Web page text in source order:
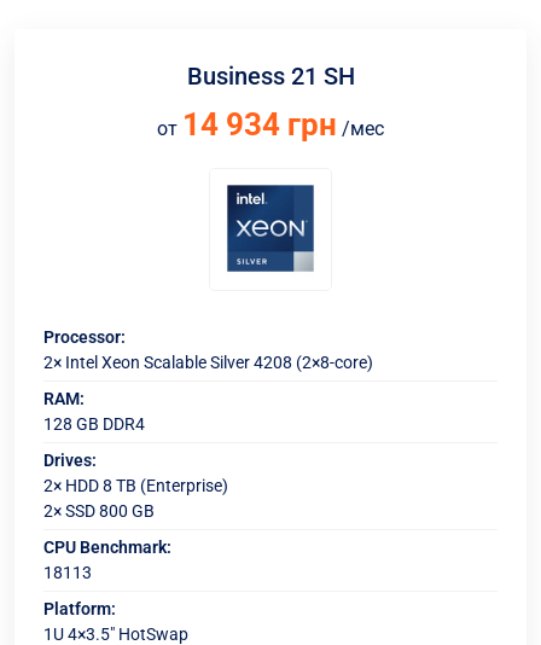
Business 21 SH
от 14 934 грн /мес
Processor:
2× Intel Xeon Scalable Silver 4208 (2×8-core)
RAM:
128 GB DDR4
Drives:
2× HDD 8 TB (Enterprise)
2× SSD 800 GB
CPU Benchmark:
18113
Platform:
1U 4×3.5" HotSwap